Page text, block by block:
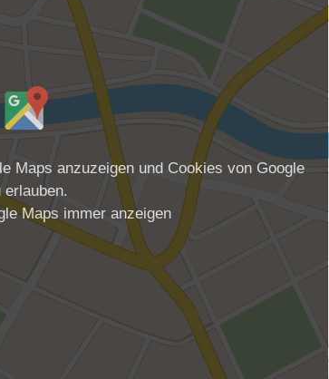
Maps anzuzeigen und Cookies von Google
erlauben.
Maps immer anzeigen